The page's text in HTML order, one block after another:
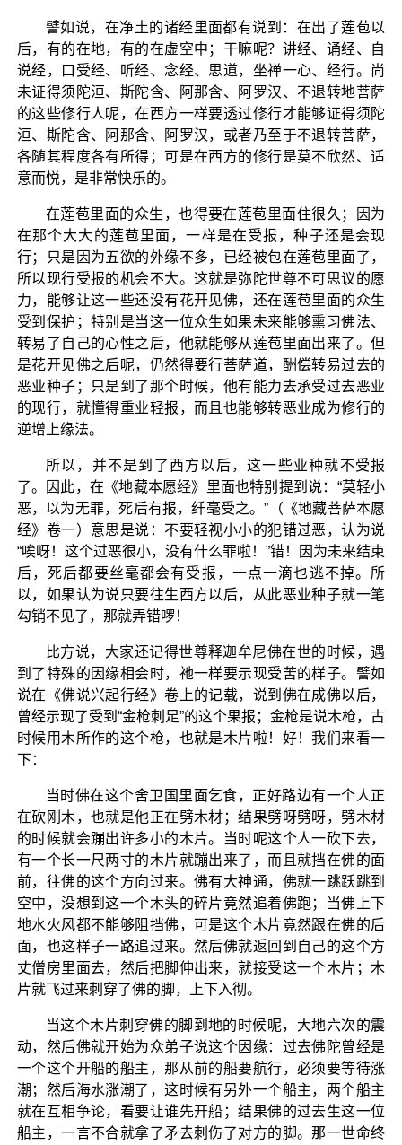
譬如说，在净土的诸经里面都有说到：在出了莲苞以
后，有的在地，有的在虚空中；干嘛呢？讲经、诵经、自
说经，口受经、听经、念经、思道，坐禅一心、经行。尚
未证得须陀洹、斯陀含、阿那含、阿罗汉、不退转地菩萨
的这些修行人呢，在西方一样要透过修行才能够证得须陀
洹、斯陀含、阿那含、阿罗汉，或者乃至于不退转菩萨，
各随其程度各有所得；可是在西方的修行是莫不欣然、适
意而悦，是非常快乐的。
在莲苞里面的众生，也得要在莲苞里面住很久；因为
在那个大大的莲苞里面，一样是在受报，种子还是会现
行；只是因为五欲的外缘不多，已经被包在莲苞里面了，
所以现行受报的机会不大。这就是弥陀世尊不可思议的愿
力，能够让这一些还没有花开见佛，还在莲苞里面的众生
受到保护；特别是当这一位众生如果未来能够熏习佛法、
转易了自己的心性之后，他就能够从莲苞里面出来了。但
是花开见佛之后呢，仍然得要行菩萨道，酬偿转易过去的
恶业种子；只是到了那个时候，他有能力去承受过去恶业
的现行，就懂得重业轻报，而且也能够转恶业成为修行的
逆增上缘法。
所以，并不是到了西方以后，这一些业种就不受报
了。因此，在《地藏本愿经》里面也特别提到说：“莫轻小
恶，以为无罪，死后有报，纤毫受之。”（《地藏菩萨本愿
经》卷一）意思是说：不要轻视小小的犯错过恶，认为说
“唉呀！这个过恶很小，没有什么罪啦！”错！因为未来结束
后，死后都要丝毫都会有受报，一点一滴也逃不掉。所
以，如果认为说只要往生西方以后，从此恶业种子就一笔
勾销不见了，那就弄错啰！
比方说，大家还记得世尊释迦牟尼佛在世的时候，遇
到了特殊的因缘相会时，祂一样要示现受苦的样子。譬如
说在《佛说兴起行经》卷上的记载，说到佛在成佛以后，
曾经示现了受到“金枪刺足”的这个果报；金枪是说木枪，古
时候用木所作的这个枪，也就是木片啦！好！我们来看一
下：
当时佛在这个舍卫国里面乞食，正好路边有一个人正
在砍刚木，也就是他正在劈木材；结果劈呀劈呀，劈木材
的时候就会蹦出许多小的木片。当时呢这个人一砍下去，
有一个长一尺两寸的木片就蹦出来了，而且就挡在佛的面
前，往佛的这个方向过来。佛有大神通，佛就一跳跃跳到
空中，没想到这一个木头的碎片竟然追着佛跑；当佛上下
地水火风都不能够阻挡佛，可是这个木片竟然跟在佛的后
面，也这样子一路追过来。然后佛就返回到自己的这个方
丈僧房里面去，然后把脚伸出来，就接受这一个木片；木
片就飞过来刺穿了佛的脚，上下入彻。
当这个木片刺穿佛的脚到地的时候呢，大地六次的震
动，然后佛就开始为众弟子说这个因缘：过去佛陀曾经是
一个这个开船的船主，那从前的船要航行，必须要等待涨
潮；然后海水涨潮了，这时候有另外一个船主，两个船主
就在互相争论，看要让谁先开船；结果佛的过去生这一位
船主，一言不合就拿了矛去刺伤了对方的脚。那一世命终